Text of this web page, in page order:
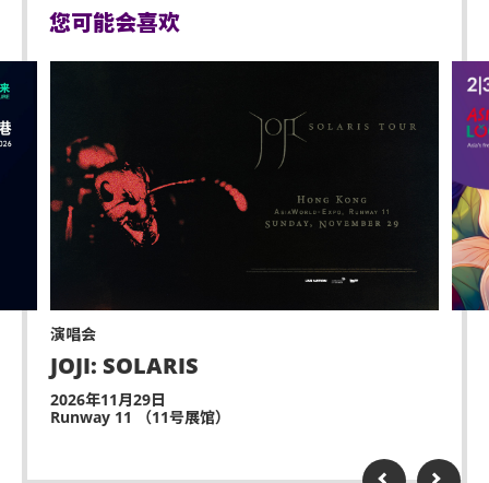
您可能会喜欢
演唱会
JOJI: SOLARIS
2026年11月29日
Runway 11 （11号展馆）